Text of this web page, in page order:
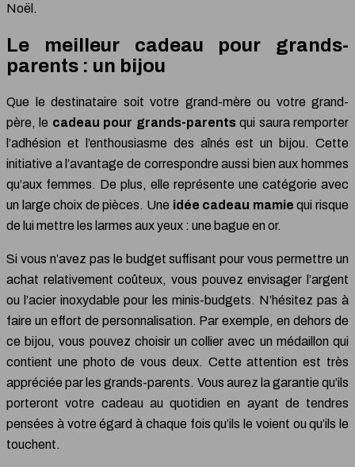
Noël.
Le meilleur cadeau pour grands-
parents : un bijou
Que le destinataire soit votre grand-mère ou votre grand-
père, le cadeau pour grands-parentsqui saura remporter
l’adhésion et l’enthousiasme des aînés est un bijou. Cette
initiative a l’avantage de correspondre aussi bien aux hommes
qu’aux femmes. De plus, elle représente une catégorie avec
un large choix de pièces. Une idée cadeau mamie qui risque
de lui mettre les larmes aux yeux : une bague en or.
Si vous n’avez pas le budget suffisant pour vous permettre un
achat relativement coûteux, vous pouvez envisager l’argent
ou l’acier inoxydable pour les minis-budgets. N’hésitez pas à
faire un effort de personnalisation. Par exemple, en dehors de
ce bijou, vous pouvez choisir un collier avec un médaillon qui
contient une photo de vous deux. Cette attention est très
appréciée par les grands-parents. Vous aurez la garantie qu’ils
porteront votre cadeau au quotidien en ayant de tendres
pensées à votre égard à chaque fois qu’ils le voient ou qu’ils le
touchent.